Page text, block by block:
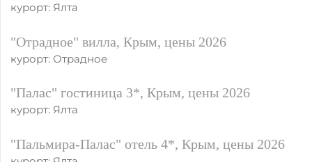
курорт: Ялта
"Отрадное" вилла, Крым, цены 2026
курорт: Отрадное
"Палас" гостиница 3*, Крым, цены 2026
курорт: Ялта
"Пальмира-Палас" отель 4*, Крым, цены 2026